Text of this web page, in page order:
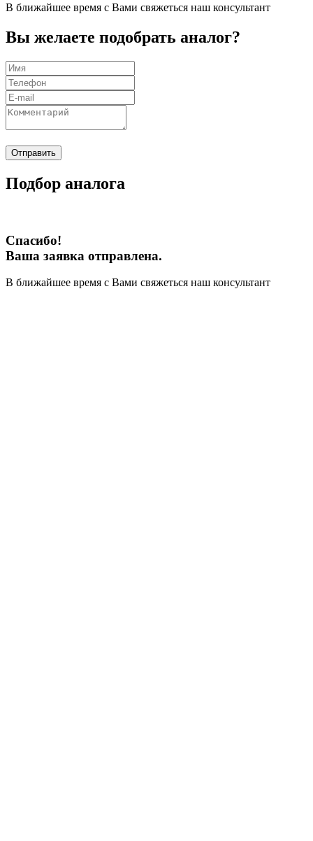
В ближайшее время с Вами свяжеться наш консультант
Вы желаете подобрать аналог?
Отправить
Подбор аналога
Спасибо!
Ваша заявка отправлена.
В ближайшее время с Вами свяжеться наш консультант